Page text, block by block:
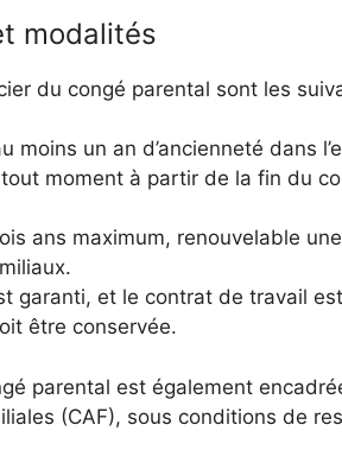
modalités
du congé parental sont les
moins un an d’ancienneté dans
moment à partir de la fin du
ans maximum, renouvelable
garanti, et le contrat de travail
être conservée.
parental est également
(CAF), sous conditions de